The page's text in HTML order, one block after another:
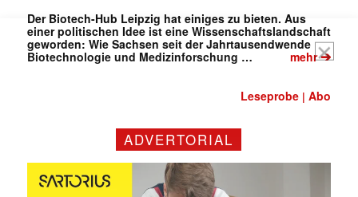
Der Biotech-Hub Leipzig hat einiges zu bieten. Aus
einer politischen Idee ist eine Wissenschaftslandschaft
geworden: Wie Sachsen seit der Jahrtausendwende
Biotechnologie und Medizinforschung …
mehr➔
Leseprobe |Abo
ADVERTORIAL